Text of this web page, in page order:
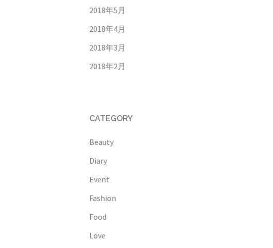
2018年5月
2018年4月
2018年3月
2018年2月
CATEGORY
Beauty
Diary
Event
Fashion
Food
Love